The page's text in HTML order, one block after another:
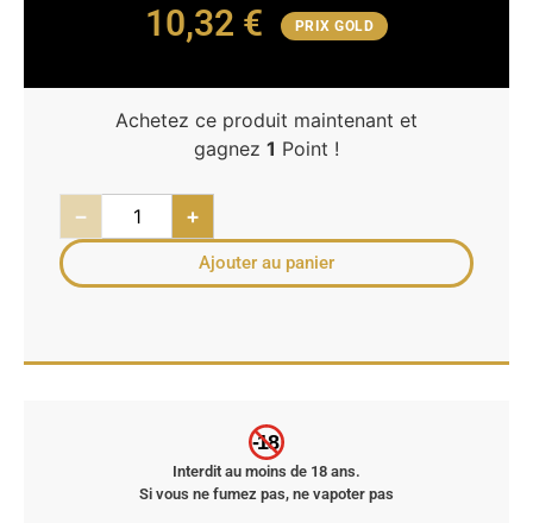
10,32 € PRIX GOLD
Achetez ce produit maintenant et
gagnez 1 Point !
− +
Ajouter au panier
-18
Interdit au moins de 18 ans.
Si vous ne fumez pas, ne vapoter pas